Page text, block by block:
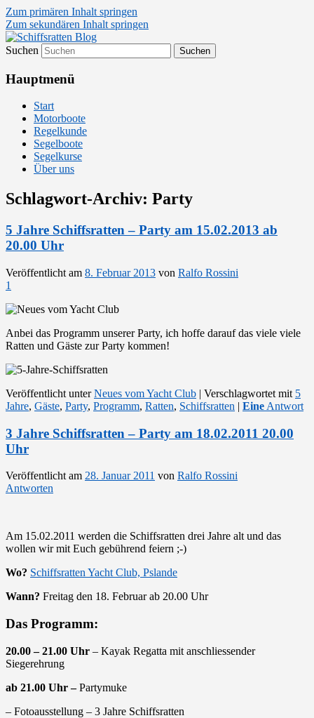
Zum primären Inhalt springen
Zum sekundären Inhalt springen
Schiffsratten Blog
Segelsport in Second Life
Suchen
Hauptmenü
Start
Motorboote
Regelkunde
Segelboote
Segelkurse
Über uns
Schlagwort-Archiv: Party
5 Jahre Schiffsratten – Party am 15.02.2013 ab
20.00 Uhr
Veröffentlicht am 8. Februar 2013 von Ralfo Rossini
1
Anbei das Programm unserer Party, ich hoffe darauf das viele viele
Ratten und Gäste zur Party kommen!
Veröffentlicht unter Neues vom Yacht Club | Verschlagwortet mit 5
Jahre, Gäste, Party, Programm, Ratten, Schiffsratten | Eine Antwort
3 Jahre Schiffsratten – Party am 18.02.2011 20.00
Uhr
Veröffentlicht am 28. Januar 2011 von Ralfo Rossini
Antworten
Am 15.02.2011 werden die Schiffsratten drei Jahre alt und das
wollen wir mit Euch gebührend feiern ;-)
Wo? Schiffsratten Yacht Club, Pslande
Wann? Freitag den 18. Februar ab 20.00 Uhr
Das Programm:
20.00 – 21.00 Uhr – Kayak Regatta mit anschliessender
Siegerehrung
ab 21.00 Uhr –Partymuke
– Fotoausstellung – 3 Jahre Schiffsratten